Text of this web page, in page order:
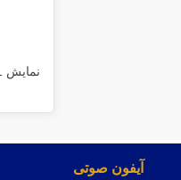
نمایش 1 تا 32 از 128 مورد
آیفون صوتی